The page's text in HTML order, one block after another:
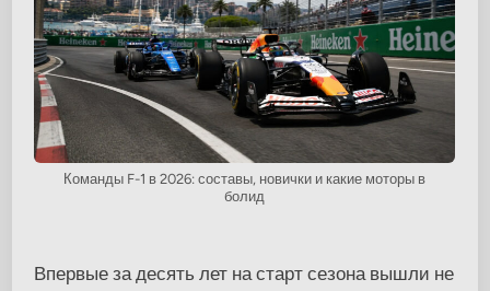
Команды F-1 в 2026: составы, новички и какие моторы в
болид
Впервые за десять лет на старт сезона вышли не